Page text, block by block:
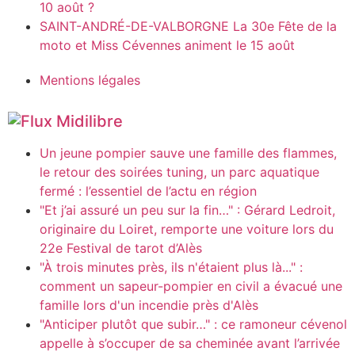
10 août ?
SAINT-ANDRÉ-DE-VALBORGNE La 30e Fête de la
moto et Miss Cévennes animent le 15 août
Mentions légales
Midilibre
Un jeune pompier sauve une famille des flammes,
le retour des soirées tuning, un parc aquatique
fermé : l’essentiel de l’actu en région
"Et j’ai assuré un peu sur la fin…" : Gérard Ledroit,
originaire du Loiret, remporte une voiture lors du
22e Festival de tarot d’Alès
"À trois minutes près, ils n'étaient plus là..." :
comment un sapeur-pompier en civil a évacué une
famille lors d'un incendie près d'Alès
"Anticiper plutôt que subir…" : ce ramoneur cévenol
appelle à s’occuper de sa cheminée avant l’arrivée